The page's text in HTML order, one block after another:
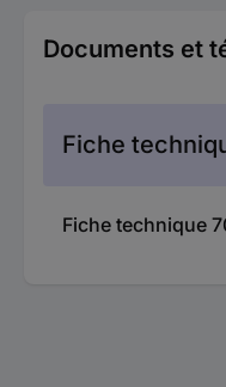
Documents et
Fiche
Fiche technique